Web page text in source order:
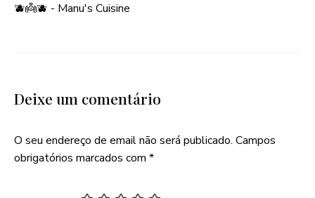
🫐👼🫐 - Manu's Cuisine
Deixe um comentário
O seu endereço de email não será publicado. Campos
obrigatórios marcados com *